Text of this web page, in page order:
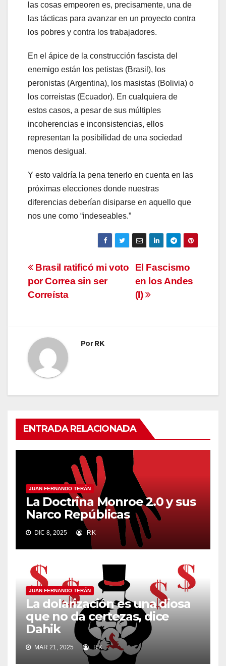
las cosas empeoren es, precisamente, una de
las tácticas para avanzar en un proyecto contra
los pobres y contra los trabajadores.
En el ápice de la construcción fascista del
enemigo están los petistas (Brasil), los
peronistas (Argentina), los masistas (Bolivia) o
los correistas (Ecuador). En cualquiera de
estos casos, a pesar de sus múltiples
incoherencias e inconsistencias, ellos
representan la posibilidad de una sociedad
menos desigual.
Y esto valdría la pena tenerlo en cuenta en las
próximas elecciones donde nuestras
diferencias deberían disiparse en aquello que
nos une como “indeseables.”
Navegación
de
El Fascismo
en los Andes
(I)
Brasil ratificó mi voto
por Correa sin ser
Correísta
PorRK
ENTRADA RELACIONADA
JUAN FERNANDO TERÁN
La Doctrina Monroe 2.0 y sus
Narco Repúblicas
DIC 8, 2025 RK
JUAN FERNANDO TERÁN
La dolarización es una diosa
que no da certezas, dice
Dahik
MAR 21, 2025 RK